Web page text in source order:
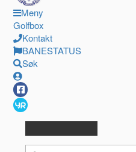
Meny
Golfbox
Kontakt
BANESTATUS
Søk